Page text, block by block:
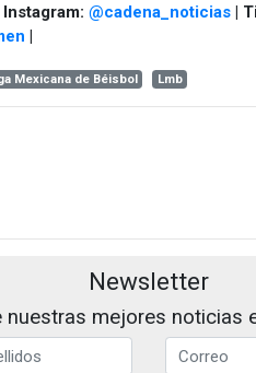
Instagram: @cadena_noticias |
|
Mexicana de Béisbol Lmb
Newsletter
nuestras mejores noticias